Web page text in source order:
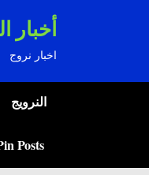
أخبار
اخبار نروج
النرويج
Posts